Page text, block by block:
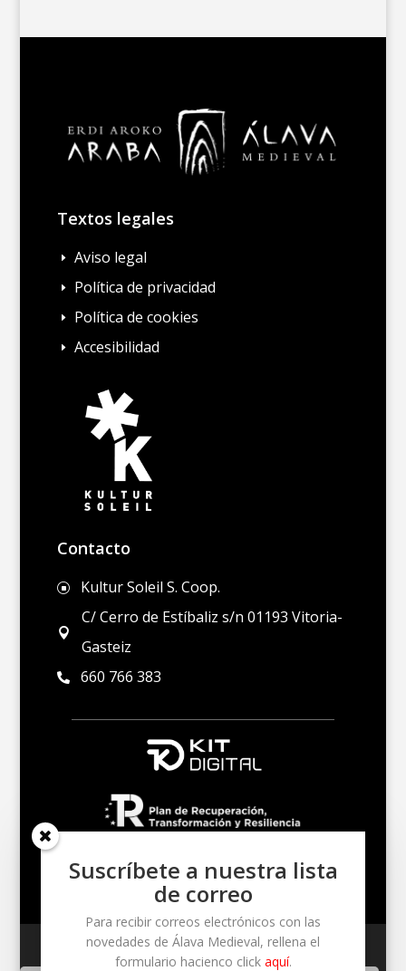
Textos legales
E Aviso legal
E Política de privacidad
E Política de cookies
E Accesibilidad
Contacto
] Kultur Soleil S. Coop.

C/ Cerro de Estíbaliz s/n 01193 Vitoria-
Gasteiz
 660 766 383
Un proyecto de Kultur Soleil S. Coop. – Cerro de
Suscríbete a nuestra lista
de correo
Para recibir correos electrónicos con las
novedades de Álava Medieval, rellena el
formulario hacienco click aquí.